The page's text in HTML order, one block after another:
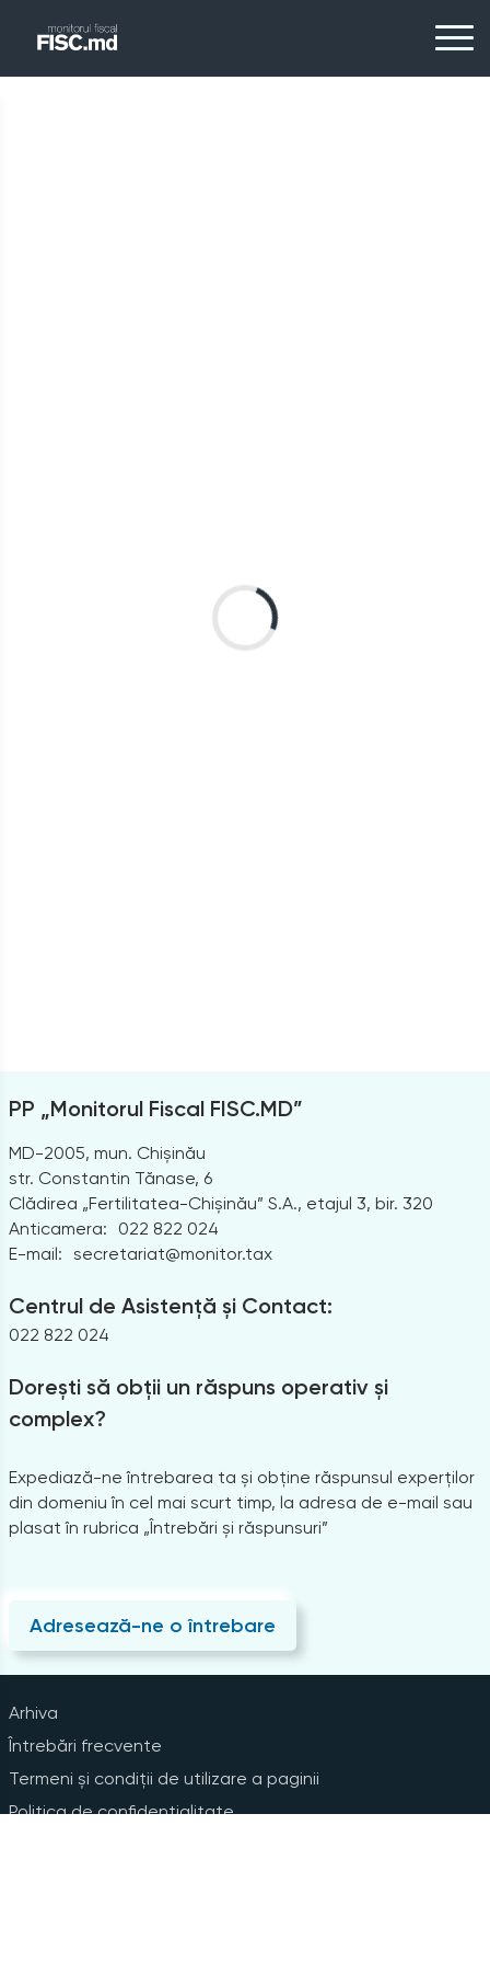
PP „Monitorul Fiscal FISC.MD”
MD-2005, mun. Chișinău
str. Constantin Tănase, 6
Clădirea „Fertilitatea-Chișinău” S.A., etajul 3, bir. 320
Anticamera:
022 822 024
E-mail: secretariat@monitor.tax
Centrul de Asistență și Contact:
022 822 024
Dorești să obții un răspuns operativ și
complex?
Expediază-ne întrebarea ta și obține răspunsul experților
din domeniu în cel mai scurt timp, la adresa de e-mail sau
plasat în rubrica „Întrebări și răspunsuri”
Adresează-ne o întrebare
Arhiva
Întrebări frecvente
Termeni și condiții de utilizare a paginii
Politica de confidențialitate